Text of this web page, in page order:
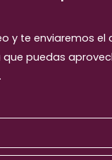
y te enviaremos el
puedas